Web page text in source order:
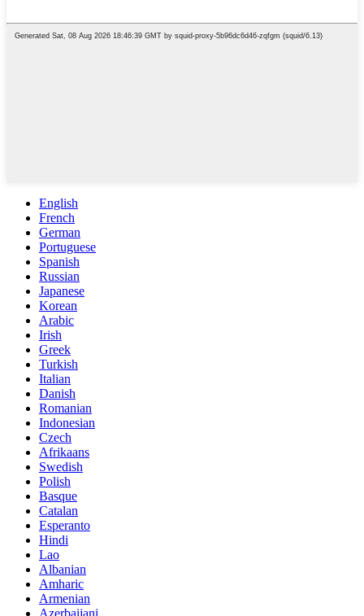
English
French
German
Portuguese
Spanish
Russian
Japanese
Korean
Arabic
Irish
Greek
Turkish
Italian
Danish
Romanian
Indonesian
Czech
Afrikaans
Swedish
Polish
Basque
Catalan
Esperanto
Hindi
Lao
Albanian
Amharic
Armenian